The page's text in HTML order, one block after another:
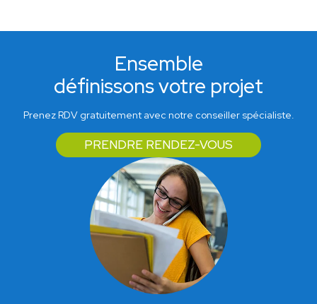
Ensemble
définissons votre projet
Prenez RDV gratuitement avec notre conseiller spécialiste.
PRENDRE RENDEZ-VOUS